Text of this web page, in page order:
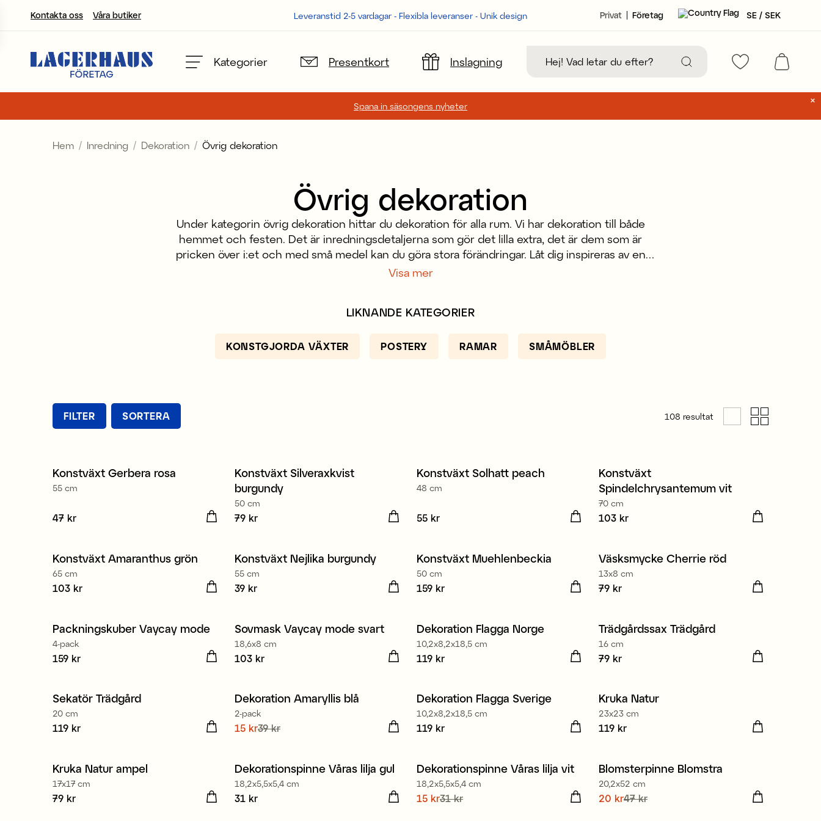
Kontakta oss Våra butiker Leveranstid 2-5 vardagar - Flexibla leveranser - Unik design Privat Företag SE / SEK
Kategorier Presentkort Inslagning
Spana in säsongens nyheter
Välj språk / valuta
FI / EUR
NO / NKR
Hem Inredning Dekoration Övrig dekoration
Övrig dekoration
Under kategorin övrig dekoration hittar du dekoration för alla rum. Vi har dekoration till både
hemmet och festen. Det är inredningsdetaljerna som gör det lilla extra, det är dem som är
pricken över i:et och med små medel kan du göra stora förändringar. Låt dig inspireras av en
mängd olika dekorationer och mixa och matcha så att det passar in i just ditt hem.
Visa mer
LIKNANDE KATEGORIER
KONSTGJORDA VÄXTER POSTERY RAMAR SMÅMÖBLER
FILTER SORTERA 108 resultat
Nyhet
Konstväxt Gerbera rosa
55 cm
Pris:
47 kr
Nyhet
Konstväxt Silveraxkvist
burgundy
50 cm
Pris:
79 kr
Nyhet
Konstväxt Solhatt peach
48 cm
Pris:
55 kr
Nyhet
Konstväxt
Spindelchrysantemum vit
70 cm
Pris :103 kr
103 kr
Nyhet
Konstväxt Amaranthus grön
65 cm
Pris :103 kr
103 kr
Nyhet
Konstväxt Nejlika burgundy
55 cm
Pris:
39 kr
Nyhet
Konstväxt Muehlenbeckia
50 cm
Pris :159 kr
159 kr
Nyhet
Väsksmycke Cherrie röd
13x8 cm
Pris:
79 kr
Packningskuber Vaycay mode
4-pack
Pris :159 kr
159 kr
Sovmask Vaycay mode svart
18,6x8 cm
Pris :103 kr
103 kr
Dekoration Flagga Norge
10,2x8,2x18,5 cm
Pris :119 kr
119 kr
Trädgårdssax Trädgård
16 cm
Pris:
79 kr
Sekatör Trädgård
20 cm
Pris :119 kr
119 kr
Dekoration Amaryllis blå
2-pack
Nuvarande pris
15 kr39 kr
Dekoration Flagga Sverige
10,2x8,2x18,5 cm
Pris :119 kr
119 kr
Kruka Natur
23x23 cm
Pris :119 kr
119 kr
Kruka Natur ampel
17x17 cm
Pris:
79 kr
Dekorationspinne Våras lilja gul
18,2x5,5x5,4 cm
Pris:
31 kr
Dekorationspinne Våras lilja vit
18,2x5,5x5,4 cm
Nuvarande pris
15 kr31 kr
Blomsterpinne Blomstra
20,2x52 cm
Nuvarande pris
20 kr47 kr